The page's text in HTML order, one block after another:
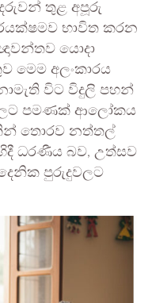
තුළ අපූරු
භාවිත කරන
යොදා
මෙම අලංකාරය
විට විදුලි පහන්
පමණක් ආලෝකය
තොරව නත්තල්
ධරණීය බව, උත්සව
පුරුදුවලට